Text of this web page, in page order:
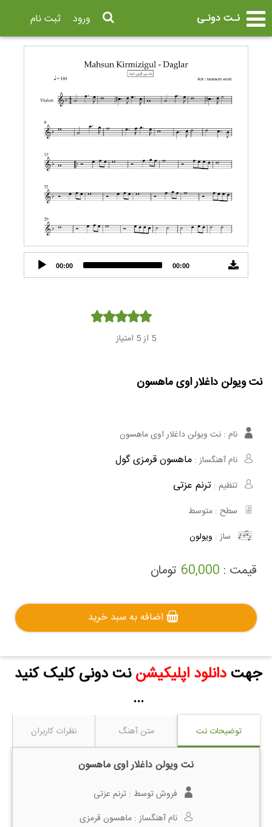
نـت دونـی ثبت نام ورود
Audio
Player
00:00 00:00
5 از 5 امتیاز
نت ویولن داغلار اوی ماهسون
نام : نت ویولن داغلار اوی ماهسون
نام آهنگساز : ماهسون قرمزی گول
تنظیم : ترنم عزتی
سطح : متوسط
ساز : ویولون
قیمت : 60,000 تومان
اضافه به سبد خرید
جهتدانلود اپلیکیشن نت دونی کلیک کنید
...
توضیحات نت متن آهنگ نظرات کاربران
نت ویولن داغلار اوی ماهسون
فروش توسط : ترنم عزتی
نام آهنگساز : ماهسون قرمزی